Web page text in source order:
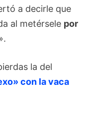
a decirle que
al metérsele por
la del
con la vaca